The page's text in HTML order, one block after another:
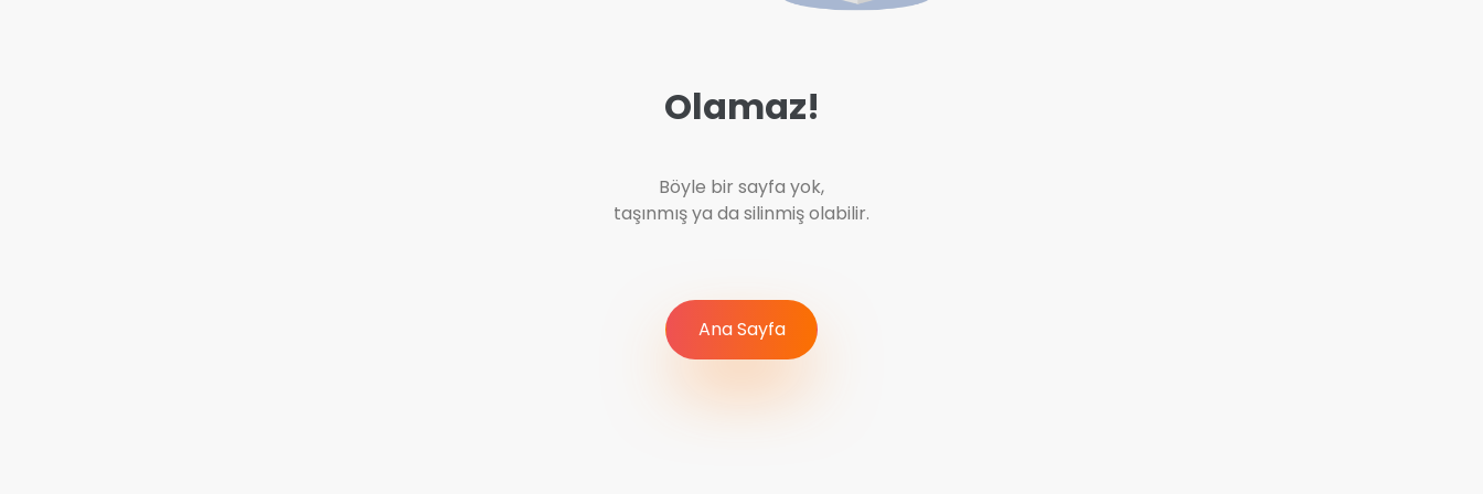
Olamaz!
Böyle bir sayfa yok,
taşınmış ya da silinmiş olabilir.
Ana Sayfa